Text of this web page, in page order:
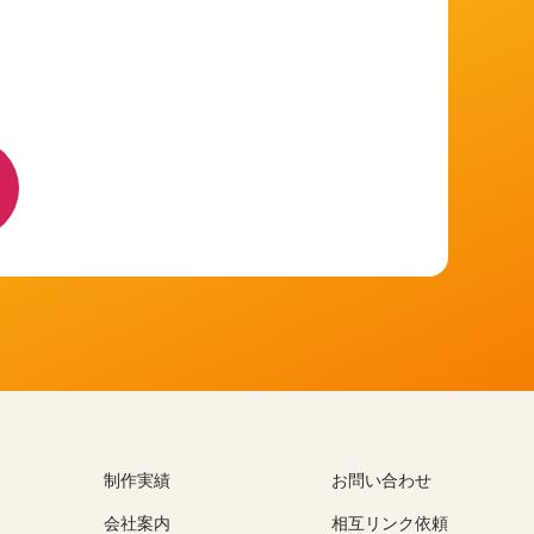
制作実績
会社案内
お問い合わせ
相互リンク依頼